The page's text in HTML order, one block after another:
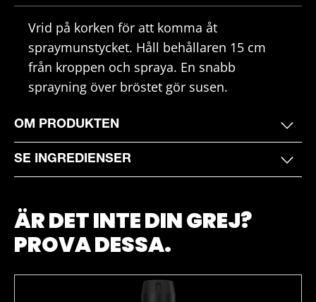
Vrid på korken för att komma åt
spraymunstycket. Håll behållaren 15 cm
från kroppen och spraya. En snabb
sprayning över bröstet gör susen.
OM PRODUKTEN
SE INGREDIENSER
ÄR DET INTE DIN GREJ?
PROVA DESSA.